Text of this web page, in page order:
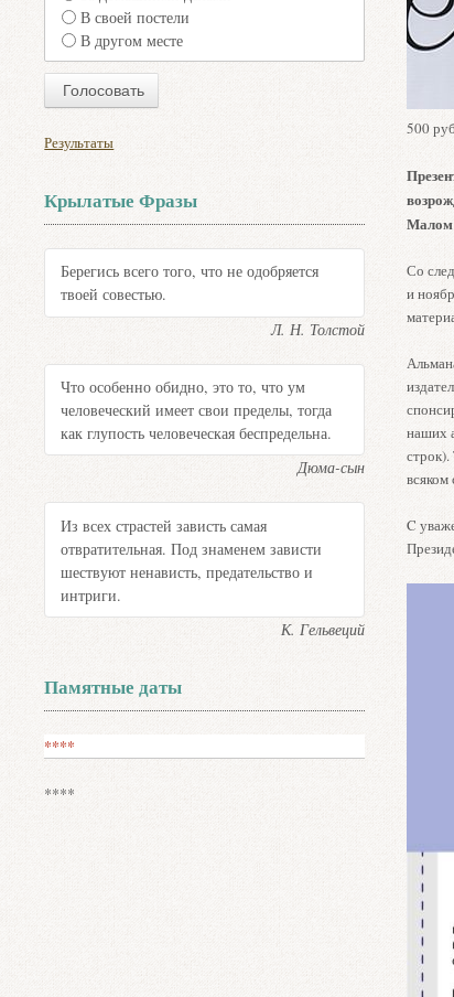
500
Малом
Со
и
наших
всяком
C
В своей постели
В другом месте
Результаты
Крылатые Фразы
Берегись всего того, что не одобряется
твоей совестью.
Л. Н. Толстой
Что особенно обидно, это то, что ум
человеческий имеет свои пределы, тогда
как глупость человеческая беспредельна.
Дюма-сын
Из всех страстей зависть самая
отвратительная. Под знаменем зависти
шествуют ненависть, предательство и
интриги.
К. Гельвеций
Памятные даты
****
****